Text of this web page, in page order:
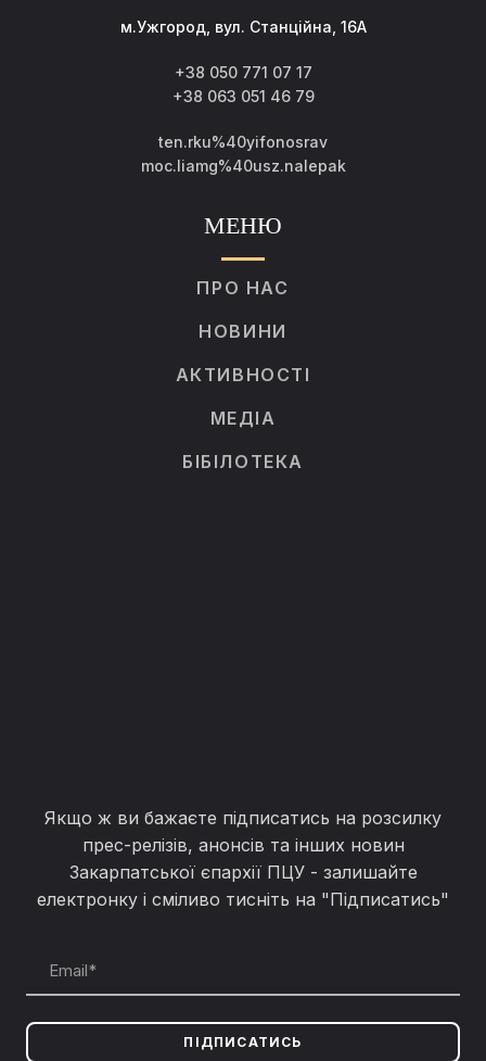
м.Ужгород, вул. Станційна, 16А
+38 050 771 07 17
+38 063 051 46 79
ten.rku%40yifonosrav
moc.liamg%40usz.nalepak
МЕНЮ
ПРО НАС
НОВИНИ
АКТИВНОСТІ
МЕДІА
БІБІЛОТЕКА
Якщо ж ви бажаєте підписатись на розсилку
прес-релізів, анонсів та інших новин
Закарпатської єпархії ПЦУ - залишайте
електронку і сміливо тисніть на "Підписатись"
ПІДПИСАТИСЬ